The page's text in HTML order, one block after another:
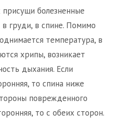
присущи болезненные
в груди, в спине. Помимо
температура, в
хрипы, возникает
дыхания. Если
то спина ниже
поврежденного
то с обеих сторон.